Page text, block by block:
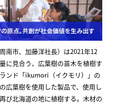
南市、加藤洋社長）は2021年12
に見合う、広葉樹の苗木を植樹す
ンド「ikumori（イクモリ）」の
広葉樹を使用した製品で、使用し
び北海道の地に植樹する。木材の